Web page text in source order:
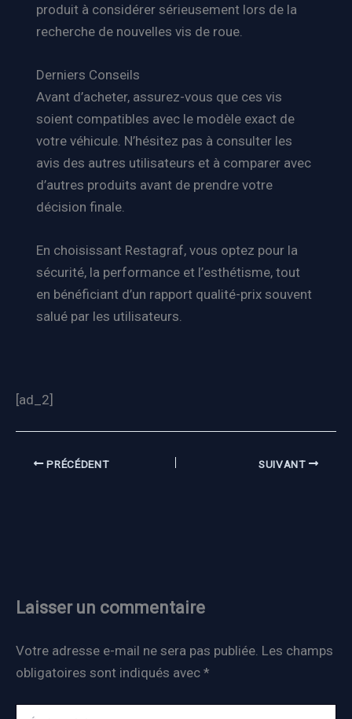
produit à considérer sérieusement lors de la
recherche de nouvelles vis de roue.
Derniers Conseils
Avant d’acheter, assurez-vous que ces vis
soient compatibles avec le modèle exact de
votre véhicule. N’hésitez pas à consulter les
avis des autres utilisateurs et à comparer avec
d’autres produits avant de prendre votre
décision finale.
En choisissant Restagraf, vous optez pour la
sécurité, la performance et l’esthétisme, tout
en bénéficiant d’un rapport qualité-prix souvent
salué par les utilisateurs.
[ad_2]
PRÉCÉDENT SUIVANT
Laisser un commentaire
Votre adresse e-mail ne sera pas publiée. Les champs
obligatoires sont indiqués avec *